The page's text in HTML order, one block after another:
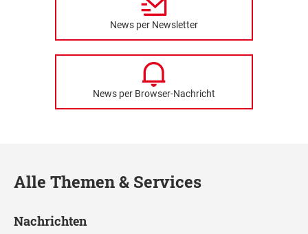
News per Newsletter
News per Browser-Nachricht
Alle Themen & Services
Nachrichten